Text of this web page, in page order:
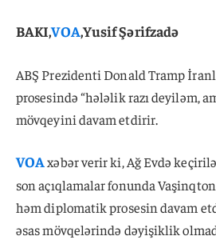
BAKI,VOA,Yusif Şərifzadə
ABŞ Prezidenti Donald Tramp
prosesində “hələlik razı deyiləm,
mövqeyini davam etdirir.
VOAxəbər verir ki, Ağ Evdə
son açıqlamalar fonunda
həm diplomatik prosesin davam
əsas mövqelərində dəyişiklik